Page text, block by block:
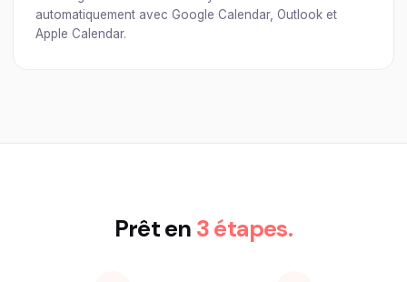
automatiquement avec Google Calendar, Outlook et
Apple Calendar.
Prêt en 3 étapes.